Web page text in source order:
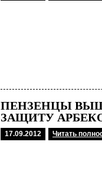
ПЕНЗЕНЦЫ
ЗАЩИТУ
17.09.2012 Читать